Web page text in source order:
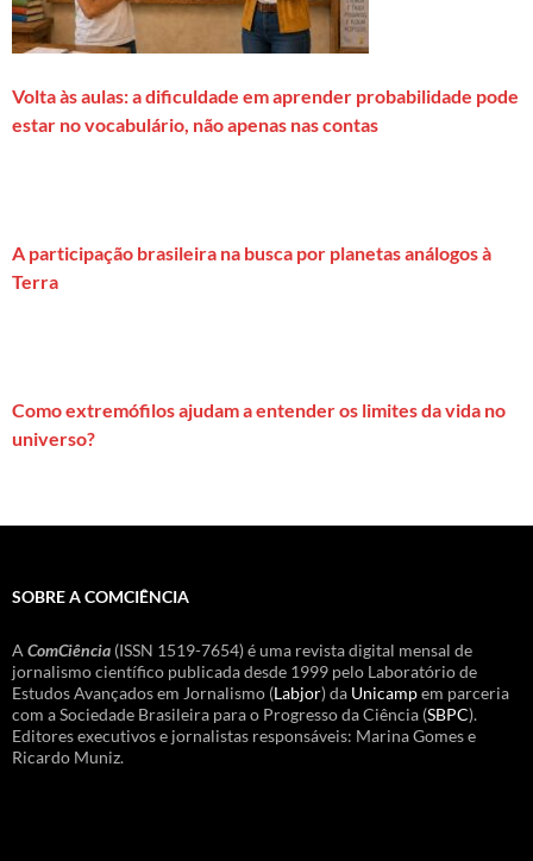
Volta às aulas: a dificuldade em aprender probabilidade pode
estar no vocabulário, não apenas nas contas
A participação brasileira na busca por planetas análogos à
Terra
Como extremófilos ajudam a entender os limites da vida no
universo?
SOBRE A COMCIÊNCIA
A ComCiência (ISSN 1519-7654) é uma revista digital mensal de
jornalismo científico publicada desde 1999 pelo Laboratório de
Estudos Avançados em Jornalismo (Labjor) da Unicampem parceria
com a Sociedade Brasileira para o Progresso da Ciência (SBPC).
Editores executivos e jornalistas responsáveis: Marina Gomes e
Ricardo Muniz.